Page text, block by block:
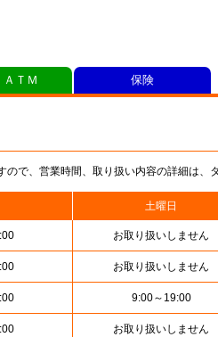
で、営業時間、取り扱い内容の詳細は、
土曜日
お取り扱いしません
お取り扱いしません
9:00～19:00
お取り扱いしません
ＡＴＭ 保険